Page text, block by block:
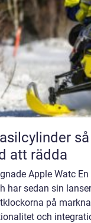
så fungerar den och därför är den
att rädda
Apple Watc
har sedan sin
på
och